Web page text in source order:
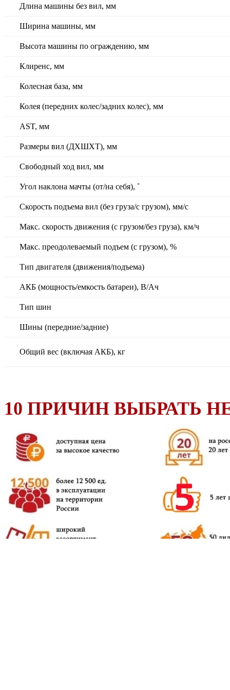
Длина машины без вил, мм
Ширина машины, мм
Высота машины по ограждению, мм
Клиренс, мм
Колесная база, мм
Колея (передних колес/задних колес), мм
AST, мм
Размеры вил (ДXШXТ), мм
Свободный ход вил, мм
Угол наклона мачты (от/на себя), ˚
Скорость подъема вил (без груза/с грузом), мм/с
Макс. скорость движения (с грузом/без груза), км/ч
Макс. преодолеваемый подъем (с грузом), %
Тип двигателя (движения/подъема)
АКБ (мощность/емкость батареи), В/Ач
Тип шин
Шины (передние/задние)
Общий вес (включая АКБ), кг
10 ПРИЧИН ВЫБРАТЬ